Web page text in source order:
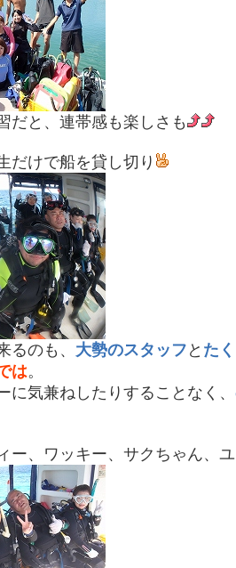
だと、連帯感も楽しさも
だけで船を貸し切り
るのも、 大勢のスタッフ と た
は。
に気兼ねしたりすることなく、
ー、ワッキー、サクちゃん、